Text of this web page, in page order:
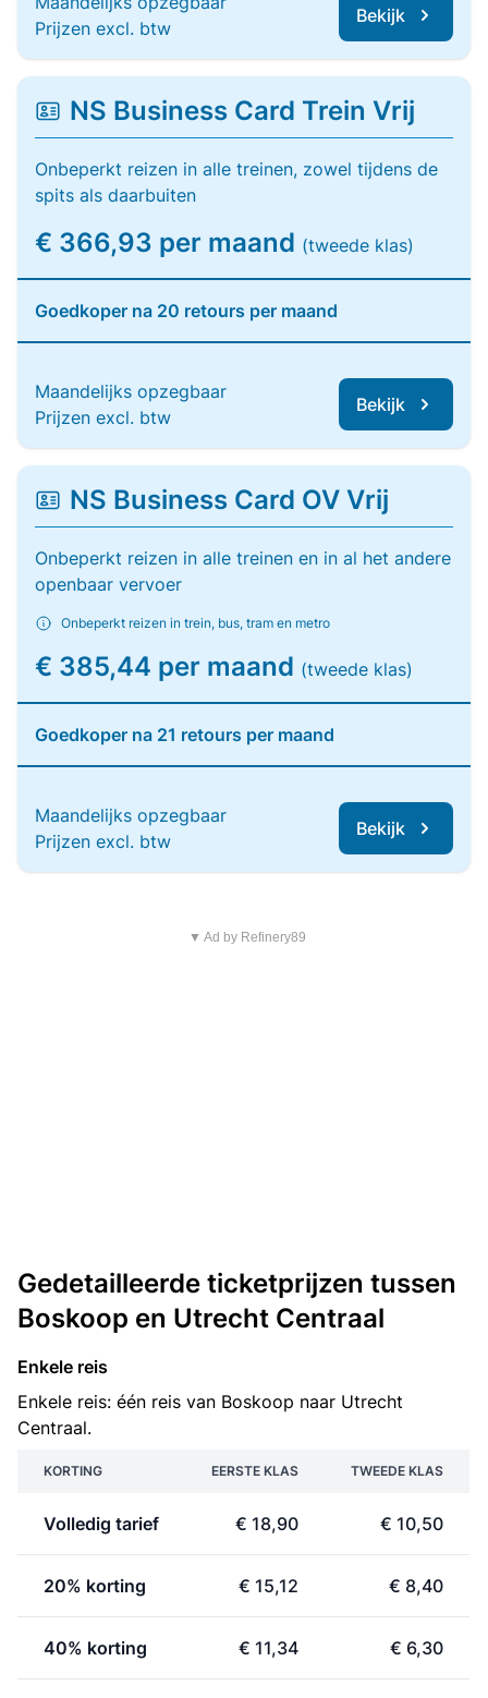
Prijzen excl. btw
Bekijk
NS Business Card Trein Vrij
Onbeperkt reizen in alle treinen, zowel tijdens de
spits als daarbuiten
€ 366,93 per maand (tweede klas)
Goedkoper na 20 retours per maand
Maandelijks opzegbaar
Prijzen excl. btw
Bekijk
NS Business Card OV Vrij
Onbeperkt reizen in alle treinen en in al het andere
openbaar vervoer
Onbeperkt reizen in trein, bus, tram en metro
€ 385,44 per maand (tweede klas)
Goedkoper na 21 retours per maand
Maandelijks opzegbaar
Prijzen excl. btw
Bekijk
▼ Ad by Refinery89
Gedetailleerde ticketprijzen tussen
Boskoop en Utrecht Centraal
Enkele reis
Enkele reis: één reis van Boskoop naar Utrecht
Centraal.
KORTING EERSTE KLAS TWEEDE KLAS
Volledig tarief € 18,90 € 10,50
20% korting € 15,12 € 8,40
40% korting € 11,34 € 6,30